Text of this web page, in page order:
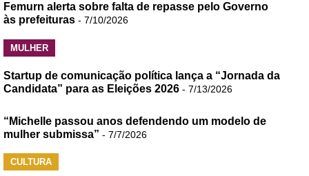
Femurn alerta sobre falta de repasse pelo Governo
às prefeituras - 7/10/2026
MULHER
Startup de comunicação política lança a “Jornada da
Candidata” para as Eleições 2026 - 7/13/2026
“Michelle passou anos defendendo um modelo de
mulher submissa” - 7/7/2026
CULTURA